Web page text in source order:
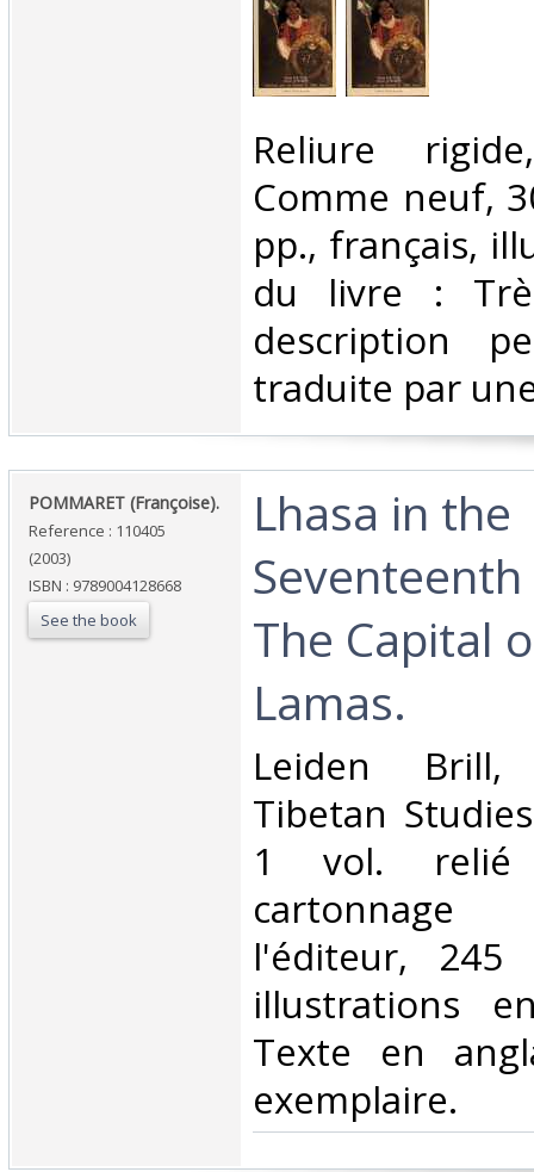
‎Reliure
Comme neuf,
pp., français,
du livre :
description
traduite par
‎POMMARET (Françoise).‎
Reference : 110405
(2003)
ISBN : 9789004128668
See the book
‎Lhasa in the
The Capital
Lamas.‎
‎Leiden
Tibetan
1 vol. relié
l'éditeur, 245
illustrations
Texte en
exemplaire.‎